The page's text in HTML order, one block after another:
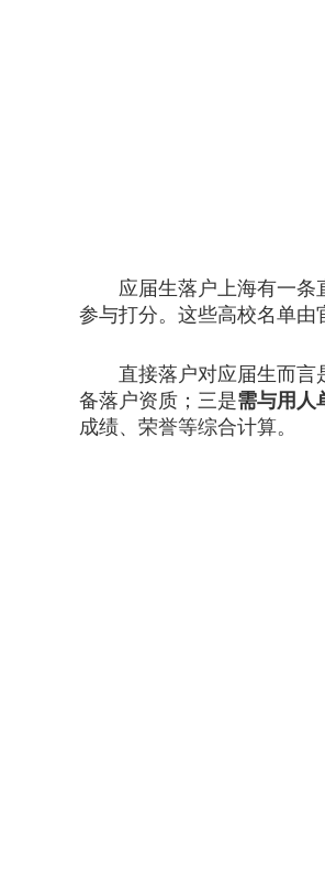
应届生落户上海有一条直
参与打分。这些高校名单由
直接落户对应届生而言
备落户资质；三是需与用人
成绩、荣誉等综合计算。